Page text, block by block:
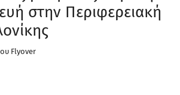
στην Περιφερειακή
Flyover